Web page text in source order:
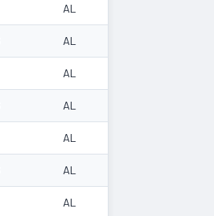
AL
AL
AL
AL
AL
AL
AL